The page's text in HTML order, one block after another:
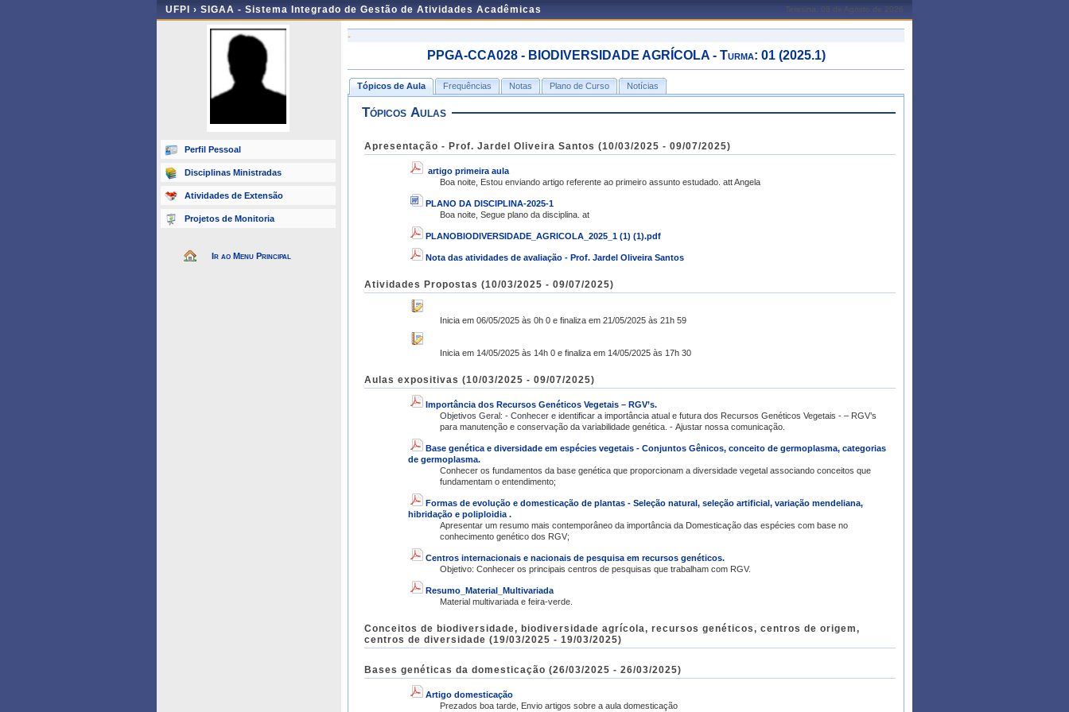
UFPI › SIGAA - Sistema Integrado de Gestão de Atividades Acadêmicas Teresina, 08 de Agosto de 2026
Perfil Pessoal
Disciplinas Ministradas
Atividades de Extensão
Projetos de Monitoria
Ir ao Menu Principal
-
PPGA-CCA028 - BIODIVERSIDADE AGRÍCOLA - Turma: 01 (2025.1)
Tópicos de Aula Frequências Notas Plano de Curso Notícias
Tópicos Aulas
Apresentação - Prof. Jardel Oliveira Santos (10/03/2025 - 09/07/2025)
artigo primeira aula
Boa noite, Estou enviando artigo referente ao primeiro assunto estudado. att Angela
PLANO DA DISCIPLINA-2025-1
Boa noite, Segue plano da disciplina. at
PLANOBIODIVERSIDADE_AGRICOLA_2025_1 (1) (1).pdf
Nota das atividades de avaliação - Prof. Jardel Oliveira Santos
Atividades Propostas (10/03/2025 - 09/07/2025)
Inicia em 06/05/2025 às 0h 0 e finaliza em 21/05/2025 às 21h 59
Inicia em 14/05/2025 às 14h 0 e finaliza em 14/05/2025 às 17h 30
Aulas expositivas (10/03/2025 - 09/07/2025)
Importância dos Recursos Genéticos Vegetais – RGV’s.
Objetivos Geral: - Conhecer e identificar a importância atual e futura dos Recursos Genéticos Vegetais - – RGV’s
para manutenção e conservação da variabilidade genética. - Ajustar nossa comunicação.
Base genética e diversidade em espécies vegetais - Conjuntos Gênicos, conceito de germoplasma, categorias
de germoplasma.
Conhecer os fundamentos da base genética que proporcionam a diversidade vegetal associando conceitos que
fundamentam o entendimento;
Formas de evolução e domesticação de plantas - Seleção natural, seleção artificial, variação mendeliana,
hibridação e poliploidia .
Apresentar um resumo mais contemporâneo da importância da Domesticação das espécies com base no
conhecimento genético dos RGV;
Centros internacionais e nacionais de pesquisa em recursos genéticos.
Objetivo: Conhecer os principais centros de pesquisas que trabalham com RGV.
Resumo_Material_Multivariada
Material multivariada e feira-verde.
Conceitos de biodiversidade, biodiversidade agrícola, recursos genéticos, centros de origem,
centros de diversidade (19/03/2025 - 19/03/2025)
Bases genéticas da domesticação (26/03/2025 - 26/03/2025)
Artigo domesticação
Prezados boa tarde, Envio artigos sobre a aula domesticação